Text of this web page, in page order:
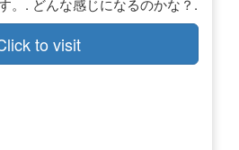
to visit